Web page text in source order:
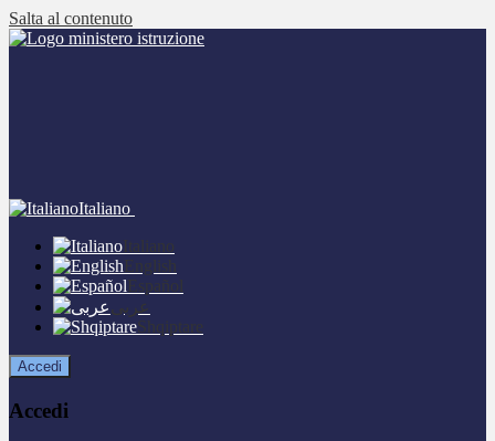
Salta al contenuto
Italiano
Italiano
English
Español
عربى
Shqiptare
Accedi
Accedi